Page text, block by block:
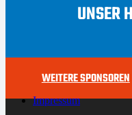
UNSER
WEITERE SPONSOREN
Impressum